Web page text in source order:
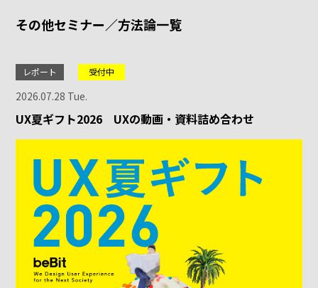
その他セミナー／方法論一覧
レポート 受付中
2026.07.28 Tue.
UX夏ギフト2026 UXの動画・資料詰め合わせ